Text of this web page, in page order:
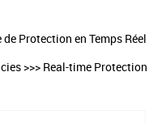
Protection en Temps Réel
>>> Real-time Protection